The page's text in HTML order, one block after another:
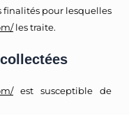
finalités pour lesquelles
les traite.
est susceptible de